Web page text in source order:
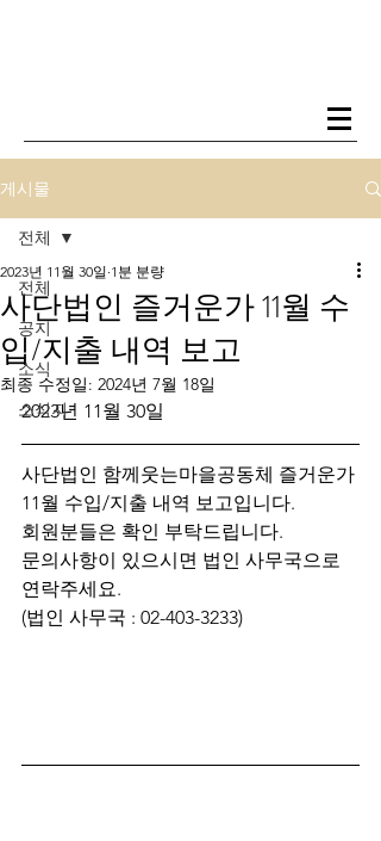
게시물
전체
공지
소식
소식지
전체
사단법인 즐거운가 11월 수
입/지출 내역 보고
2023년 11월 30일 1분 분량
최종 수정일: 2024년 7월 18일
2023년 11월 30일
사단법인 함께웃는마을공동체 즐거운가
11월 수입/지출 내역 보고입니다.
회원분들은 확인 부탁드립니다.
문의사항이 있으시면 법인 사무국으로
연락주세요.
(법인 사무국 : 02-403-3233)